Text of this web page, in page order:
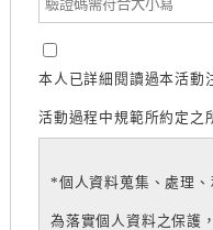
本人已詳細閱讀過本活動
活動過程中規範所約定之
*個人資料蒐集、處理、
為落實個人資料之保護